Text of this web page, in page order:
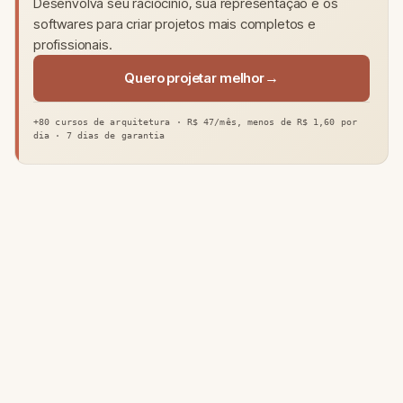
softwares para criar projetos mais completos e
profissionais.
Quero projetar melhor
+80 cursos de arquitetura · R$ 47/mês, menos de R$ 1,60 por
dia · 7 dias de garantia